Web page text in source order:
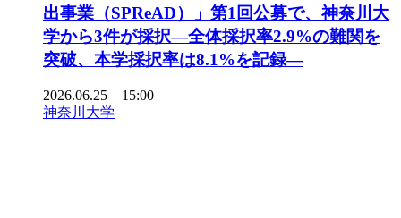
出事業（SPReAD）」第1回公募で、神奈川大
学から3件が採択―全体採択率2.9%の難関を
突破、本学採択率は8.1%を記録―
2026.06.25 15:00
神奈川大学